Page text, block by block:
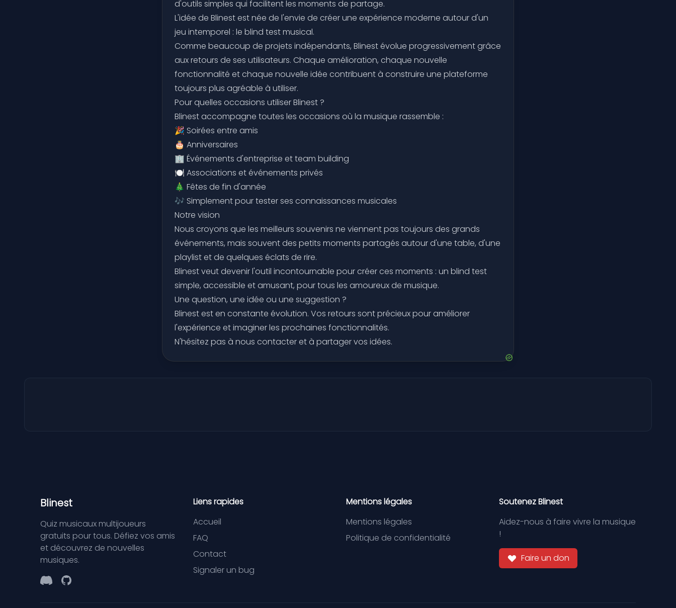
d'outils simples qui facilitent les moments de partage.
L'idée de Blinest est née de l'envie de créer une expérience moderne autour d'un
jeu intemporel : le blind test musical.
Comme beaucoup de projets indépendants, Blinest évolue progressivement grâce
aux retours de ses utilisateurs. Chaque amélioration, chaque nouvelle
fonctionnalité et chaque nouvelle idée contribuent à construire une plateforme
toujours plus agréable à utiliser.
Pour quelles occasions utiliser Blinest ?
Blinest accompagne toutes les occasions où la musique rassemble :
🎉 Soirées entre amis
🎂 Anniversaires
🏢 Événements d'entreprise et team building
🍽️ Associations et événements privés
🎄 Fêtes de fin d'année
🎶 Simplement pour tester ses connaissances musicales
Notre vision
Nous croyons que les meilleurs souvenirs ne viennent pas toujours des grands
événements, mais souvent des petits moments partagés autour d'une table, d'une
playlist et de quelques éclats de rire.
Blinest veut devenir l'outil incontournable pour créer ces moments : un blind test
simple, accessible et amusant, pour tous les amoureux de musique.
Une question, une idée ou une suggestion ?
Blinest est en constante évolution. Vos retours sont précieux pour améliorer
l'expérience et imaginer les prochaines fonctionnalités.
N'hésitez pas à nous contacter et à partager vos idées.
Blinest
Quiz musicaux multijoueurs
gratuits pour tous. Défiez vos amis
et découvrez de nouvelles
musiques.
DiscordGitHub
Liens rapides
Accueil
FAQ
Contact
Signaler un bug
Mentions légales
Mentions légales
Politique de confidentialité
Soutenez Blinest
Aidez-nous à faire vivre la musique
!
Faire un don